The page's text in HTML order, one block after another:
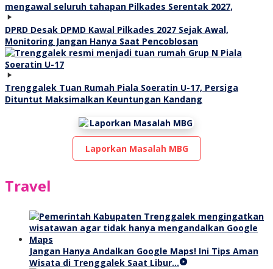
DPRD Desak DPMD Kawal Pilkades 2027 Sejak Awal,
Monitoring Jangan Hanya Saat Pencoblosan
Trenggalek Tuan Rumah Piala Soeratin U-17, Persiga
Dituntut Maksimalkan Keuntungan Kandang
Laporkan Masalah MBG
Travel
Jangan Hanya Andalkan Google Maps! Ini Tips Aman
Wisata di Trenggalek Saat Libur…